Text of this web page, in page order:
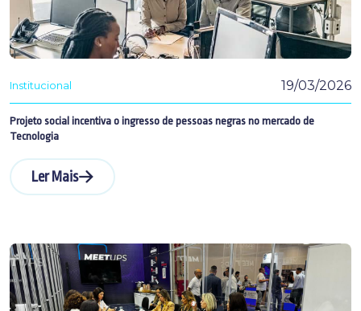
Institucional 19/03/2026
Projeto social incentiva o ingresso de pessoas negras no mercado de
Tecnologia
Ler Mais